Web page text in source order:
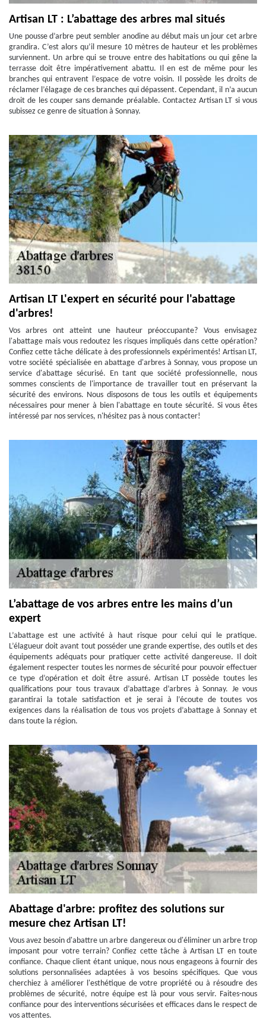
Artisan LT : L’abattage des arbres mal situés
Une pousse d’arbre peut sembler anodine au début mais un jour cet arbre
grandira. C’est alors qu’il mesure 10 mètres de hauteur et les problèmes
surviennent. Un arbre qui se trouve entre des habitations ou qui gêne la
terrasse doit être impérativement abattu. Il en est de même pour les
branches qui entravent l’espace de votre voisin. Il possède les droits de
réclamer l’élagage de ces branches qui dépassent. Cependant, il n’a aucun
droit de les couper sans demande préalable. Contactez Artisan LT si vous
subissez ce genre de situation à Sonnay.
Artisan LT L'expert en sécurité pour l'abattage
d'arbres!
Vos arbres ont atteint une hauteur préoccupante? Vous envisagez
l'abattage mais vous redoutez les risques impliqués dans cette opération?
Confiez cette tâche délicate à des professionnels expérimentés! Artisan LT,
votre société spécialisée en abattage d'arbres à Sonnay, vous propose un
service d'abattage sécurisé. En tant que société professionnelle, nous
sommes conscients de l'importance de travailler tout en préservant la
sécurité des environs. Nous disposons de tous les outils et équipements
nécessaires pour mener à bien l'abattage en toute sécurité. Si vous êtes
intéressé par nos services, n'hésitez pas à nous contacter!
L’abattage de vos arbres entre les mains d’un
expert
L’abattage est une activité à haut risque pour celui qui le pratique.
L’élagueur doit avant tout posséder une grande expertise, des outils et des
équipements adéquats pour pratiquer cette activité dangereuse. Il doit
également respecter toutes les normes de sécurité pour pouvoir effectuer
ce type d’opération et doit être assuré. Artisan LT possède toutes les
qualifications pour tous travaux d’abattage d’arbres à Sonnay. Je vous
garantirai la totale satisfaction et je serai à l’écoute de toutes vos
exigences dans la réalisation de tous vos projets d’abattage à Sonnay et
dans toute la région.
Abattage d'arbre: profitez des solutions sur
mesure chez Artisan LT!
Vous avez besoin d'abattre un arbre dangereux ou d'éliminer un arbre trop
imposant pour votre terrain? Confiez cette tâche à Artisan LT en toute
confiance. Chaque client étant unique, nous nous engageons à fournir des
solutions personnalisées adaptées à vos besoins spécifiques. Que vous
cherchiez à améliorer l'esthétique de votre propriété ou à résoudre des
problèmes de sécurité, notre équipe est là pour vous servir. Faites-nous
confiance pour des interventions sécurisées et efficaces dans le respect de
vos attentes.